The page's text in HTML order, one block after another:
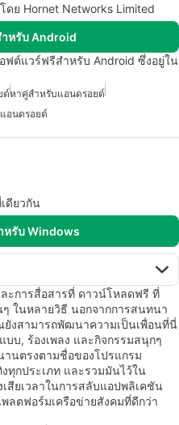
ดย Hornet Networks Limited
หรับ Android
ฟต์แวร์ฟรีสำหรับ Android ซึ่งอยู่ใน
ด์หาคู่สำหรับแอนดรอยด์
อนดรอยด์
ดียวกัน
หรับ Windows
ะการสื่อสารที่ ดาวน์โหลดฟรี ที่
ในหลายวิธี นอกจากการสนทนา
ยังสามารถพัฒนาความเป็นเพื่อนที่นี่
บบ, ร้องเพลง และกิจกรรมสนุกๆ
นตรงตามชื่อของโปรแกรม
ทุกประเภท และรวมมันไว้ใน
สียเวลาในการสลับแอปพลิเคชัน
ลตฟอร์มเครือข่ายสังคมที่ดีกว่า